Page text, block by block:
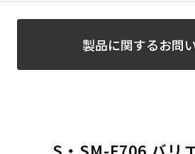
製品に関するお問